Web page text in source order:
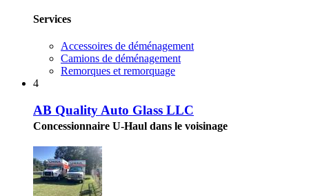
Services
Accessoires de déménagement
Camions de déménagement
Remorques et remorquage
4
AB Quality Auto Glass LLC
Concessionnaire U-Haul dans le voisinage